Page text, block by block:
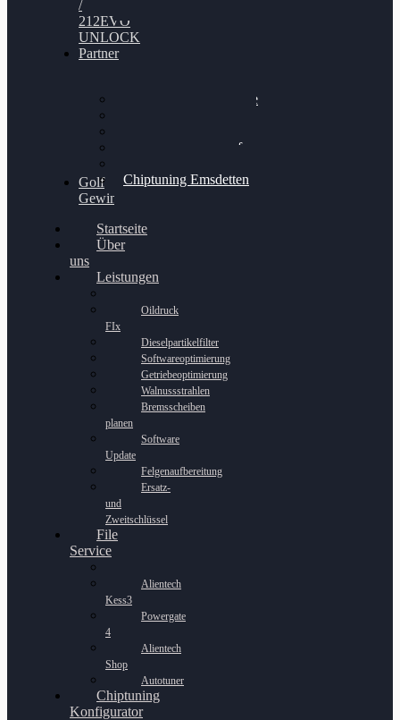
/
212EVO
UNLOCK
Partner
Bilgenroth Performance
Chiptuning Schüttorf
Chiptuning Emsdetten
Golf
Gewinnspiel
Startseite
Über
uns
Leistungen
Oildruck
FIx
Dieselpartikelfilter
Softwareoptimierung
Getriebeoptimierung
Walnussstrahlen
Bremsscheiben
planen
Software
Update
Felgenaufbereitung
Ersatz-
und
Zweitschlüssel
File
Service
Alientech
Kess3
Powergate
4
Alientech
Shop
Autotuner
Chiptuning
Konfigurator